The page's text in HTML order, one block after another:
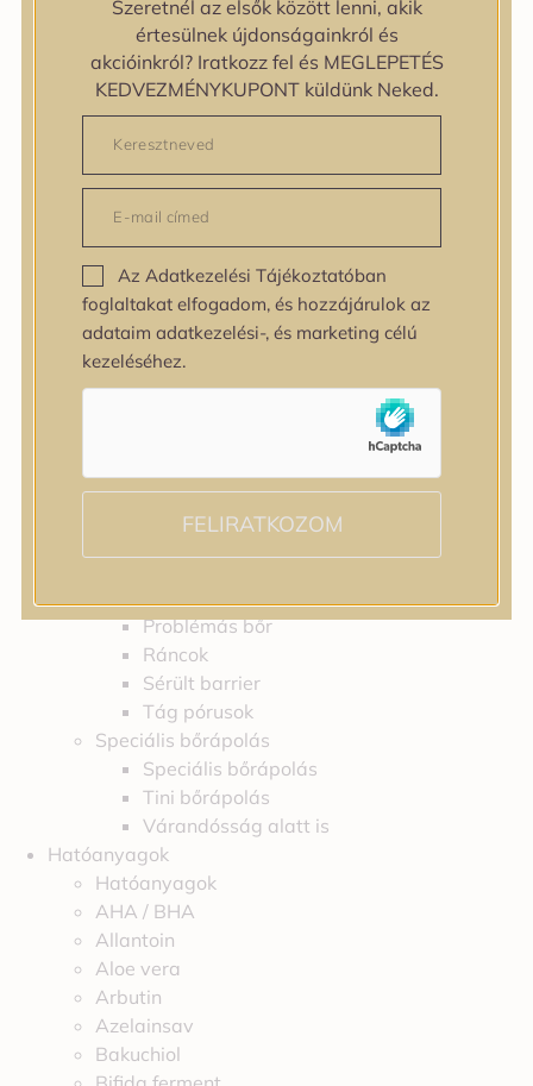
zipiderm
Bőrállapot
Bőrállapot
Bőrtípus
Bőrtípus
Kombinált
Száraz
Zsíros
Bőrprobléma
Bőrprobléma
Bőrpír
Dehidratált bőr
Érzékeny bőr
Fakóság
Problémás bőr
Ráncok
Sérült barrier
Tág pórusok
Speciális bőrápolás
Speciális bőrápolás
Tini bőrápolás
Várandósság alatt is
Hatóanyagok
Hatóanyagok
AHA / BHA
Allantoin
Aloe vera
Arbutin
Azelainsav
Bakuchiol
Szeretnél az elsők között lenni, akik
értesülnek újdonságainkról és
akcióinkról? Iratkozz fel és MEGLEPETÉS
KEDVEZMÉNYKUPONT küldünk Neked.
Az Adatkezelési Tájékoztatóban
foglaltakat elfogadom, és hozzájárulok az
adataim adatkezelési-, és marketing célú
kezeléséhez.
FELIRATKOZOM